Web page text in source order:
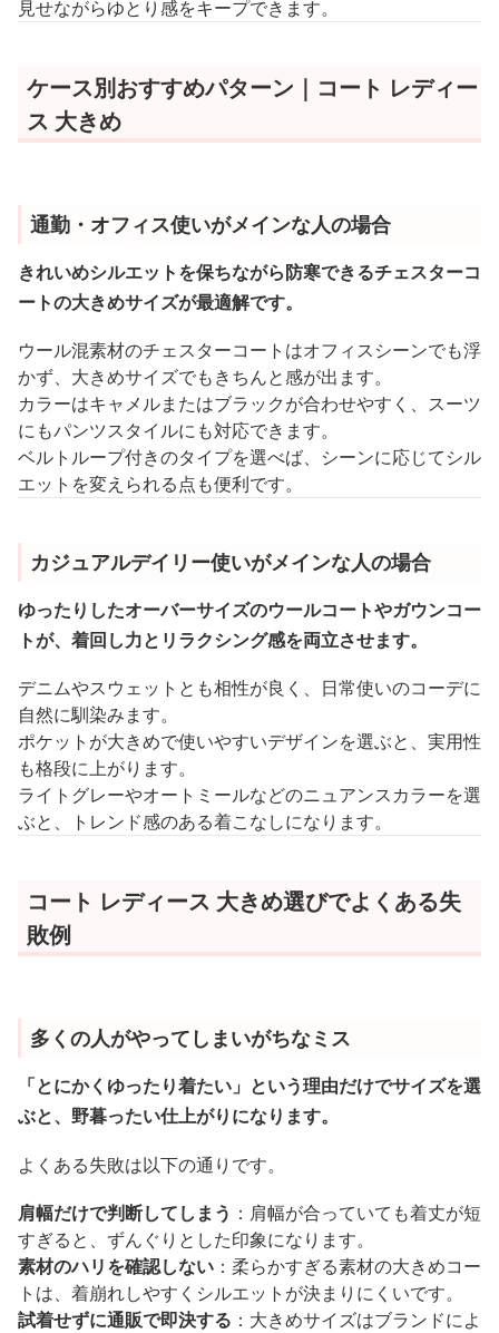
見せながらゆとり感をキープできます。
ケース別おすすめパターン｜コート レディー
ス 大きめ
通勤・オフィス使いがメインな人の場合
きれいめシルエットを保ちながら防寒できるチェスターコ
ートの大きめサイズが最適解です。
ウール混素材のチェスターコートはオフィスシーンでも浮
かず、大きめサイズでもきちんと感が出ます。
カラーはキャメルまたはブラックが合わせやすく、スーツ
にもパンツスタイルにも対応できます。
ベルトループ付きのタイプを選べば、シーンに応じてシル
エットを変えられる点も便利です。
カジュアルデイリー使いがメインな人の場合
ゆったりしたオーバーサイズのウールコートやガウンコー
トが、着回し力とリラクシング感を両立させます。
デニムやスウェットとも相性が良く、日常使いのコーデに
自然に馴染みます。
ポケットが大きめで使いやすいデザインを選ぶと、実用性
も格段に上がります。
ライトグレーやオートミールなどのニュアンスカラーを選
ぶと、トレンド感のある着こなしになります。
コート レディース 大きめ選びでよくある失
敗例
多くの人がやってしまいがちなミス
「とにかくゆったり着たい」という理由だけでサイズを選
ぶと、野暮ったい仕上がりになります。
よくある失敗は以下の通りです。
肩幅だけで判断してしまう ：肩幅が合っていても着丈が短
すぎると、ずんぐりとした印象になります。
素材のハリを確認しない ：柔らかすぎる素材の大きめコー
トは、着崩れしやすくシルエットが決まりにくいです。
試着せずに通販で即決する ：大きめサイズはブランドによ